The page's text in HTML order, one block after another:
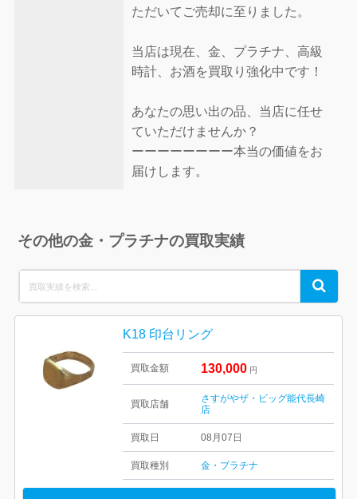
ただいてご売却に至りました。
当店は現在、金、プラチナ、高級
時計、お酒を買取り強化中です！
あなたの思い出の品、当店に任せ
ていただけませんか？
ーーーーーーーー本当の価値をお
届けします。
その他の金・プラチナの買取実績
for:
Search
K18 印台リング
買取金額 130,000 円
買取店舗
さすがやザ・ビッグ能代長崎
店
買取日 08月07日
買取種別 金・プラチナ